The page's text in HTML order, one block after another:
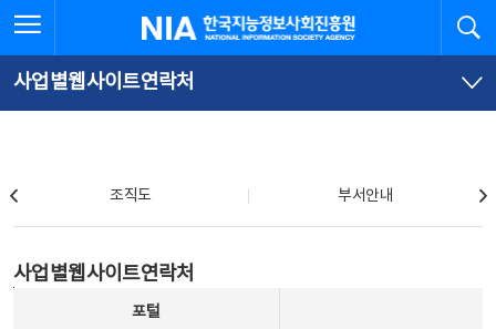
문
로
가
체
뉴
바
가
한국지능정보사회진흥원
사업별웹사이트연락처
조직도 부서안내
사업별웹사이트연락처
포털